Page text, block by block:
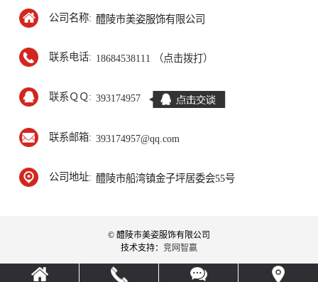
公司名称: 醴陵市美姿服饰有限公司
联系电话: 18684538111 （点击拨打）
联系ＱＱ: 393174957
联系邮箱: 393174957@qq.com
公司地址: 醴陵市船湾镇金子坪居委会55号
© 醴陵市美姿服饰有限公司
技术支持： 竞网智赢